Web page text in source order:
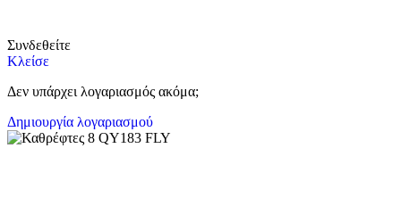
Συνδεθείτε
Κλείσε
Δεν υπάρχει λογαριασμός ακόμα;
Δημιουργία λογαριασμού